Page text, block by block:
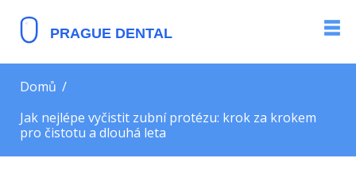
Domů
Jak nejlépe vyčistit zubní protézu: krok za krokem
pro čistotu a dlouhá leta